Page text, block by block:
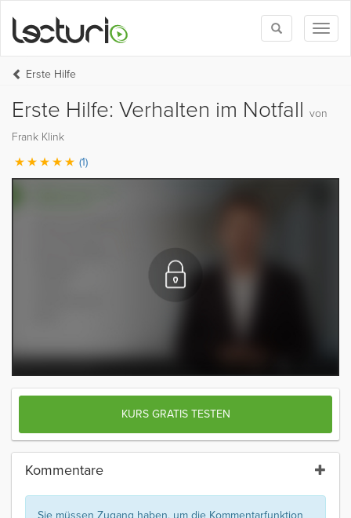
Toggle
search
Erste Hilfe
Erste Hilfe: Verhalten im Notfall von
Frank Klink
(1)
KURS GRATIS TESTEN
Kommentare
Sie müssen Zugang haben, um die Kommentarfunktion